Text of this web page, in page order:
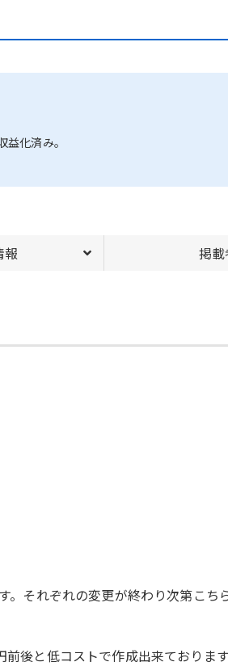
化済み。
報 掲
それぞれの変更が終わり次第こち
後と低コストで作成出来ております